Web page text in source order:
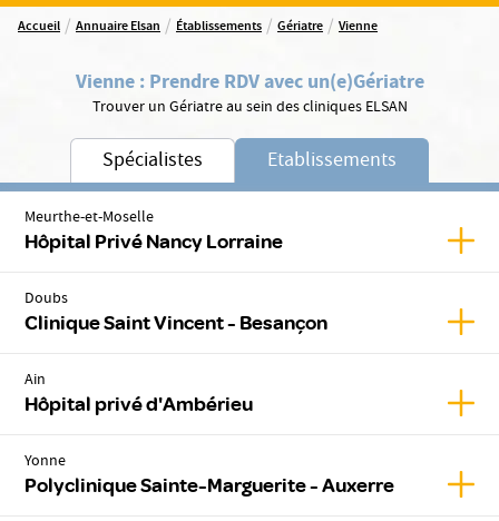
Accueil / Annuaire Elsan / Établissements / Gériatre / Vienne
Vienne: Prendre RDV avec un(e)Gériatre
Trouver un Gériatre au sein des cliniques ELSAN
Spécialistes Etablissements
Meurthe-et-Moselle
Hôpital Privé Nancy Lorraine
Doubs
Clinique Saint Vincent - Besançon
Ain
Hôpital privé d'Ambérieu
Yonne
Polyclinique Sainte-Marguerite - Auxerre